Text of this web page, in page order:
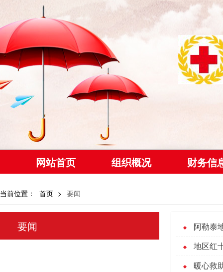
网站首页 组织概况 财务信
当前位置： 首页 > 要闻
要闻
阿勒泰
地区红
暖心救